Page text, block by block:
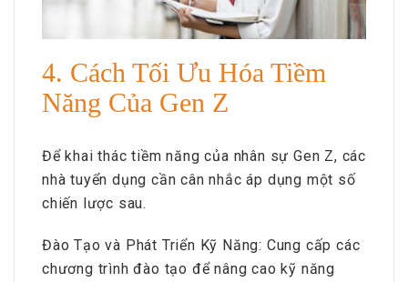
4. Cách Tối Ưu Hóa Tiềm
Năng Của Gen Z
Để khai thác tiềm năng của nhân sự Gen Z, các
nhà tuyển dụng cần cân nhắc áp dụng một số
chiến lược sau.
Đào Tạo và Phát Triển Kỹ Năng: Cung cấp các
chương trình đào tạo để nâng cao kỹ năng